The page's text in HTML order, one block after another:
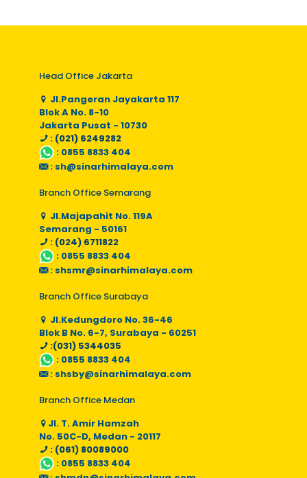
Head Office Jakarta
Jl.Pangeran Jayakarta 117
Blok A No. 8-10
Jakarta Pusat - 10730
: (021) 6249282
: 0855 8833 404
: sh@sinarhimalaya.com
Branch Office Semarang
Jl.Majapahit No. 119A
Semarang - 50161
: (024) 6711822
: 0855 8833 404
: shsmr@sinarhimalaya.com
Branch Office Surabaya
Jl.Kedungdoro No. 36-46
Blok B No. 6-7, Surabaya - 60251
:(031) 5344035
: 0855 8833 404
: shsby@sinarhimalaya.com
Branch Office Medan
Jl. T. Amir Hamzah
No. 50C-D, Medan - 20117
: (061) 80089000
: 0855 8833 404